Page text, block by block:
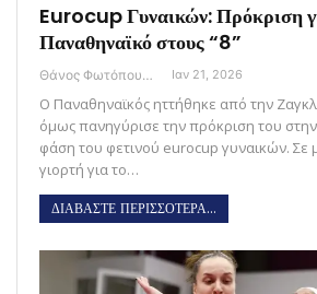
Eurocup Γυναικών: Πρόκριση
Παναθηναϊκό στους “8”
Θάνος Φωτόπουλος Ιαν 21, 2026
Ο Παναθηναϊκός ηττήθηκε από την
όμως πανηγύρισε την πρόκριση του
φάση του φετινού eurocup γυναικών. Σε
γιορτή για το…
ΔΙΑΒΑΣΤΕ ΠΕΡΙΣΣΟΤΕΡΑ...